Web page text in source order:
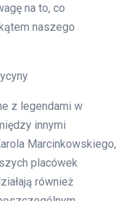
na to, co
naszego
z legendami w
innymi
Marcinkowskiego,
placówek
również